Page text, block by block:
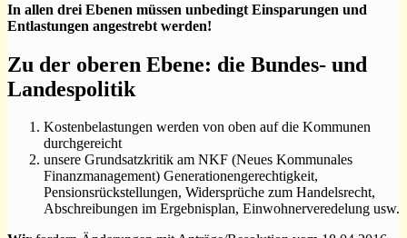
In allen drei Ebenen müssen unbedingt Einsparungen und
Entlastungen angestrebt werden!
Zu der oberen Ebene: die Bundes- und
Landespolitik
Kostenbelastungen werden von oben auf die Kommunen
durchgereicht
unsere Grundsatzkritik am NKF (Neues Kommunales
Finanzmanagement) Generationengerechtigkeit,
Pensionsrückstellungen, Widersprüche zum Handelsrecht,
Abschreibungen im Ergebnisplan, Einwohnerveredelung usw.